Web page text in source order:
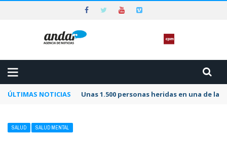
ÚLTIMAS NOTICIAS Unas 1.500 personas heridas en una de
SALUD SALUD MENTAL